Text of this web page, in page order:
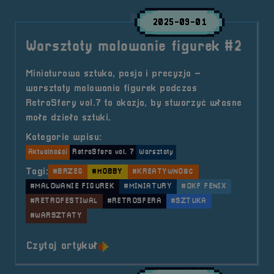
2025-09-01
Warsztaty malowanie figurek #2
Miniaturowa sztuka, pasja i precyzja –
warsztaty malowania figurek podczas
RetroSfery vol.7 to okazja, by stworzyć własne
małe dzieło sztuki.
Kategorie wpisu:
Aktualności RetroSfera vol. 7 Warsztaty
Tagi: #BRZEG #HOBBY
#KREATYWNOŚĆ
#MALOWANIE FIGUREK
#MINIATURY
#OKF FENIX
#RETROFESTIWAL
#RETROSFERA
#SZTUKA
#WARSZTATY
Czytaj artykuło tytule Warsztaty malowanie